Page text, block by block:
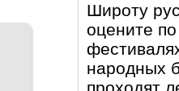
Широту
оцените
народных